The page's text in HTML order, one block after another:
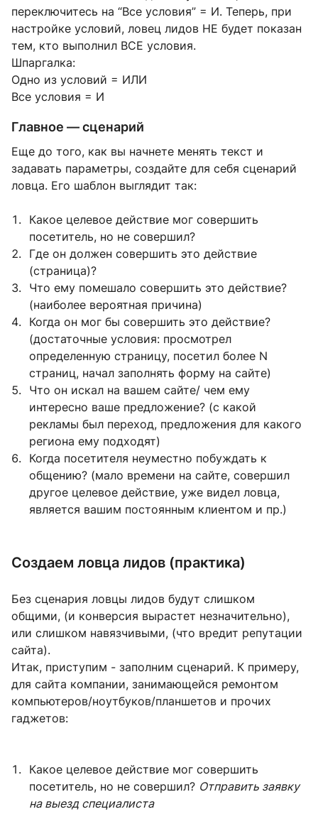
переключитесь на “Все условия” = И. Теперь, при
настройке условий, ловец лидов НЕ будет показан
тем, кто выполнил ВСЕ условия.
Шпаргалка:
Одно из условий = ИЛИ
Все условия = И
Главное — сценарий
Еще до того, как вы начнете менять текст и
задавать параметры, создайте для себя сценарий
ловца. Его шаблон выглядит так:
Какое целевое действие мог совершить
посетитель, но не совершил?
Где он должен совершить это действие
(страница)?
Что ему помешало совершить это действие?
(наиболее вероятная причина)
Когда он мог бы совершить это действие?
(достаточные условия: просмотрел
определенную страницу, посетил более N
страниц, начал заполнять форму на сайте)
Что он искал на вашем сайте/ чем ему
интересно ваше предложение? (с какой
рекламы был переход, предложения для какого
региона ему подходят)
Когда посетителя неуместно побуждать к
общению? (мало времени на сайте, совершил
другое целевое действие, уже видел ловца,
является вашим постоянным клиентом и пр.)
Создаем ловца лидов (практика)
Без сценария ловцы лидов будут слишком
общими, (и конверсия вырастет незначительно),
или слишком навязчивыми, (что вредит репутации
сайта).
Итак, приступим - заполним сценарий. К примеру,
для сайта компании, занимающейся ремонтом
компьютеров/ноутбуков/планшетов и прочих
гаджетов:
Какое целевое действие мог совершить
посетитель, но не совершил? Отправить заявку
на выезд специалиста